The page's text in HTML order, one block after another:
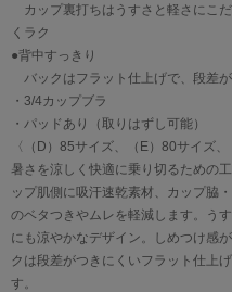
カップ裏打ちはうすさと軽さにこ
くラク
●背中すっきり
バックはフラット仕上げで、段差
・3/4カップブラ
・パッドあり（取りはずし可能）
〈（D）85サイズ、（E）80サイズ
暑さを涼しく快適に乗り切るための
ップ肌側に吸汗速乾素材、カップ脇
のベタつきやムレを軽減します。う
にも涼やかなデザイン。しめつけ感
クは段差がつきにくいフラット仕上
す。